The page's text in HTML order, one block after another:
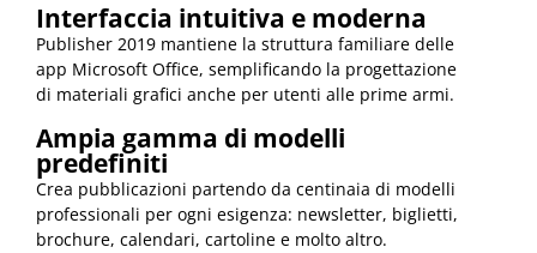
Interfaccia intuitiva e moderna
Publisher 2019 mantiene la struttura familiare delle
app Microsoft Office, semplificando la progettazione
di materiali grafici anche per utenti alle prime armi.
Ampia gamma di modelli
predefiniti
Crea pubblicazioni partendo da centinaia di modelli
professionali per ogni esigenza: newsletter, biglietti,
brochure, calendari, cartoline e molto altro.